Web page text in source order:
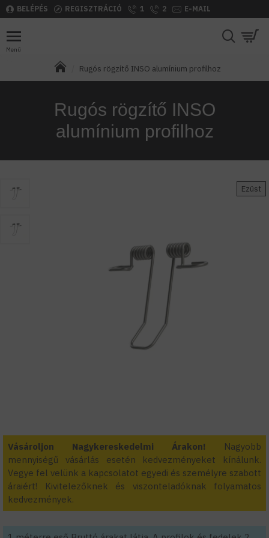
BELÉPÉS REGISZTRÁCIÓ 1 2 E-MAIL
Rugós rögzítő INSO alumínium profilhoz
Rugós rögzítő INSO
alumínium profilhoz
Ezüst
Vásároljon Nagykereskedelmi Árakon!
Nagyobb
mennyiségű vásárlás esetén kedvezményeket kínálunk.
Vegye fel velünk a kapcsolatot egyedi és személyre szabott
áraiért! Kivitelezőknek és viszonteladóknak folyamatos
kedvezmények.